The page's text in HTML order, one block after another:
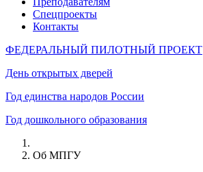
Спецпроекты
Контакты
ФЕДЕРАЛЬНЫЙ ПИЛОТНЫЙ ПРОЕКТ
День открытых дверей
Год единства народов России
Год дошкольного образования
Об МПГУ